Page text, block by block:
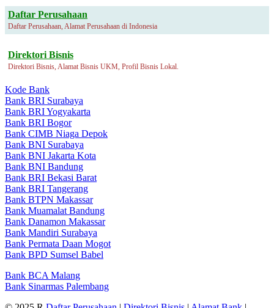
Daftar Perusahaan
Daftar Perusahaan, Alamat Perusahaan di Indonesia
Direktori Bisnis
Direktori Bisnis, Alamat Bisnis UKM, Profil Bisnis Lokal.
Kode Bank
Bank BRI Surabaya
Bank BRI Yogyakarta
Bank BRI Bogor
Bank CIMB Niaga Depok
Bank BNI Surabaya
Bank BNI Jakarta Kota
Bank BNI Bandung
Bank BRI Bekasi Barat
Bank BRI Tangerang
Bank BTPN Makassar
Bank Muamalat Bandung
Bank Danamon Makassar
Bank Mandiri Surabaya
Bank Permata Daan Mogot
Bank BPD Sumsel Babel
Bank BCA Malang
Bank Sinarmas Palembang